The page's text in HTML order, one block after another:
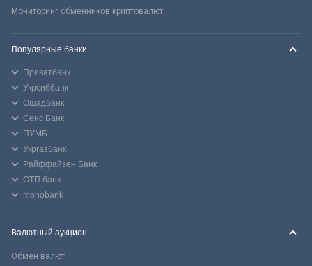
Мониторинг обменников криптовалют
Популярные банки
Приватбанк
Укрсиббанк
Ощадбанк
Сенс Банк
ПУМБ
Укргазбанк
Райффайзен Банк
ОТП банк
monobank
Валютный аукцион
Обмен валют